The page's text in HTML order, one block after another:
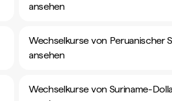
ansehen
Wechselkurse von Peruanischer
ansehen
Wechselkurse von Suriname-